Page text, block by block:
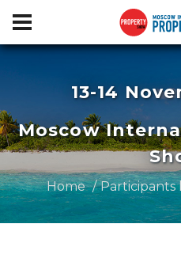
13-14
Moscow
Home Participants